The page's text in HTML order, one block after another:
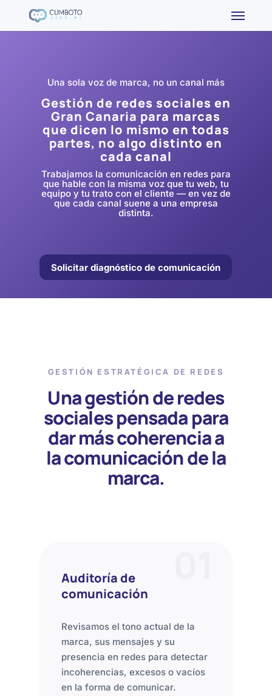
Una sola voz de marca, no un canal más
Gestión de redes sociales en
Gran Canaria para marcas
que dicen lo mismo en todas
partes, no algo distinto en
cada canal
Trabajamos la comunicación en redes para
que hable con la misma voz que tu web, tu
equipo y tu trato con el cliente — en vez de
que cada canal suene a una empresa
distinta.
Solicitar diagnóstico de comunicación
GESTIÓN ESTRATÉGICA DE REDES
Una gestión de redes
sociales pensada para
dar más coherencia a
la comunicación de la
marca.
Auditoría de
comunicación
Revisamos el tono actual de la
marca, sus mensajes y su
presencia en redes para detectar
incoherencias, excesos o vacíos
en la forma de comunicar.